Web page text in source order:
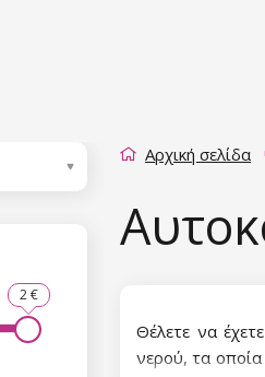
2 €
Αρχική σελίδα
Θέλετε να
νερού, τα